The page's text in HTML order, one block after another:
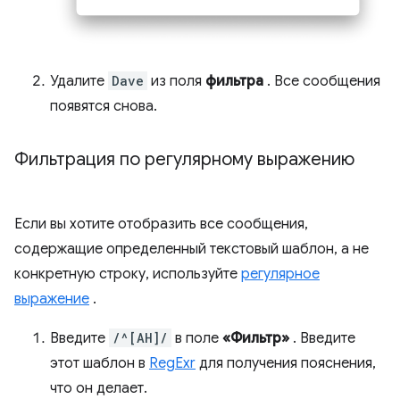
Удалите Dave из поля фильтра . Все сообщения
появятся снова.
Фильтрация по регулярному выражению
Если вы хотите отобразить все сообщения,
содержащие определенный текстовый шаблон, а не
конкретную строку, используйте регулярное
выражение .
Введите /^[AH]/ в поле «Фильтр» . Введите
этот шаблон в RegExr для получения пояснения,
что он делает.